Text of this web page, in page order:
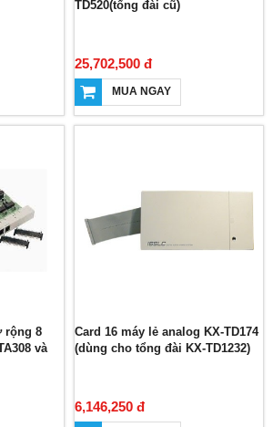
TD520(tổng đài cũ)
25,702,500 đ
MUA NGAY
rộng 8
và
Card 16 máy lẻ analog KX-TD174
(dùng cho tổng đài KX-TD1232)
6,146,250 đ